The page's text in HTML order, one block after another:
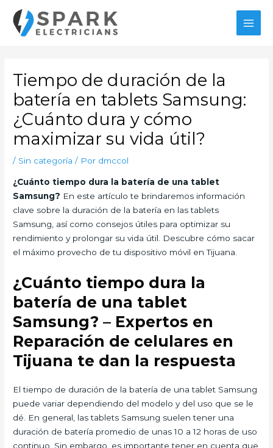
contenido
Tiempo de duración de la
batería en tablets Samsung:
¿Cuánto dura y cómo
maximizar su vida útil?
/ Sin categoría / Por dmccol
¿Cuánto tiempo dura la batería de una tablet
Samsung? En este artículo te brindaremos información
clave sobre la duración de la batería en las tablets
Samsung, así como consejos útiles para optimizar su
rendimiento y prolongar su vida útil. Descubre cómo sacar
el máximo provecho de tu dispositivo móvil en Tijuana.
¿Cuánto tiempo dura la
batería de una tablet
Samsung? – Expertos en
Reparación de celulares en
Tijuana te dan la respuesta
El tiempo de duración de la batería de una tablet Samsung
puede variar dependiendo del modelo y del uso que se le
dé. En general, las tablets Samsung suelen tener una
duración de batería promedio de unas 10 a 12 horas de uso
continuo. Sin embargo, es importante tener en cuenta que
entradas